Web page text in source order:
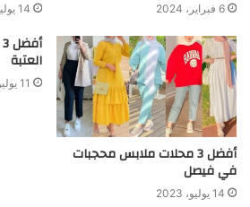
6 فبراير، 2024 14 يوليو، 2023
أفضل 3 محلات ملابس محجبات
في فيصل
14 يوليو، 2023
العتبة
11 يوليو، 2023